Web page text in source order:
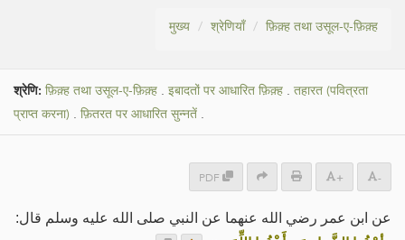
मुख्य श्रेणियाँ फ़िक़्ह तथा उसूल-ए-फ़िक़्ह
श्रेणि: फ़िक़्ह तथा उसूल-ए-फ़िक़्ह . इबादतों पर आधारित फ़िक़्ह . तहारत (पवित्रता
प्राप्त करना) . फ़ितरत पर आधारित सुन्नतें .
PDF + -
عن ابن عمر رضي الله عنهما عن النبي صلى الله عليه وسلم قال: